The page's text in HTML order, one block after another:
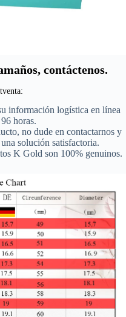
contáctenos.
información logística en línea
horas.
no dude en contactarnos y
solución satisfactoria.
K Gold son 100% genuinos.